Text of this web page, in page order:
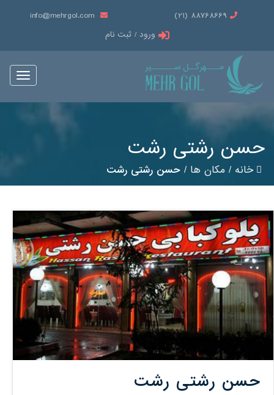
88768669 (21)
info@mehrgol.com
ورود / ثبت نام
Toggle
حسن رشتی رشت
خانه/ مکان ها/ حسن رشتی رشت
حسن رشتی رشت